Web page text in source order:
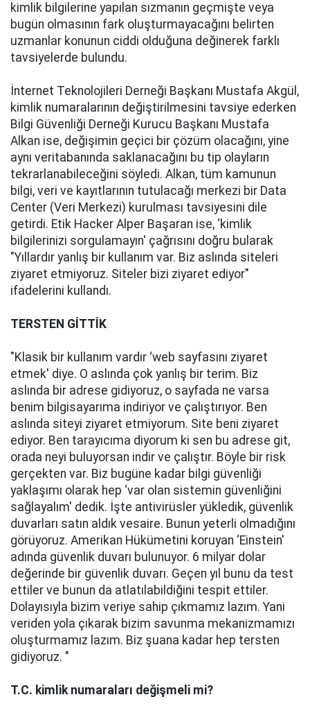
kimlik bilgilerine yapılan sızmanın geçmişte veya
bugün olmasının fark oluşturmayacağını belirten
uzmanlar konunun ciddi olduğuna değinerek farklı
tavsiyelerde bulundu.
İnternet Teknolojileri Derneği Başkanı Mustafa Akgül,
kimlik numaralarının değiştirilmesini tavsiye ederken
Bilgi Güvenliği Derneği Kurucu Başkanı Mustafa
Alkan ise, değişimin geçici bir çözüm olacağını, yine
aynı veritabanında saklanacağını bu tip olayların
tekrarlanabileceğini söyledi. Alkan, tüm kamunun
bilgi, veri ve kayıtlarının tutulacağı merkezi bir Data
Center (Veri Merkezi) kurulması tavsiyesini dile
getirdi. Etik Hacker Alper Başaran ise, ‘kimlik
bilgilerinizi sorgulamayın' çağrısını doğru bularak
"Yıllardır yanlış bir kullanım var. Biz aslında siteleri
ziyaret etmiyoruz. Siteler bizi ziyaret ediyor"
ifadelerini kullandı.
TERSTEN GİTTİK
"Klasik bir kullanım vardır ‘web sayfasını ziyaret
etmek' diye. O aslında çok yanlış bir terim. Biz
aslında bir adrese gidiyoruz, o sayfada ne varsa
benim bilgisayarıma indiriyor ve çalıştırıyor. Ben
aslında siteyi ziyaret etmiyorum. Site beni ziyaret
ediyor. Ben tarayıcıma diyorum ki sen bu adrese git,
orada neyi buluyorsan indir ve çalıştır. Böyle bir risk
gerçekten var. Biz bugüne kadar bilgi güvenliği
yaklaşımı olarak hep ‘var olan sistemin güvenliğini
sağlayalım' dedik. İşte antivirüsler yükledik, güvenlik
duvarları satın aldık vesaire. Bunun yeterli olmadığını
görüyoruz. Amerikan Hükümetini koruyan ‘Einstein'
adında güvenlik duvarı bulunuyor. 6 milyar dolar
değerinde bir güvenlik duvarı. Geçen yıl bunu da test
ettiler ve bunun da atlatılabildiğini tespit ettiler.
Dolayısıyla bizim veriye sahip çıkmamız lazım. Yani
veriden yola çıkarak bizim savunma mekanizmamızı
oluşturmamız lazım. Biz şuana kadar hep tersten
gidiyoruz. "
T.C. kimlik numaraları değişmeli mi?